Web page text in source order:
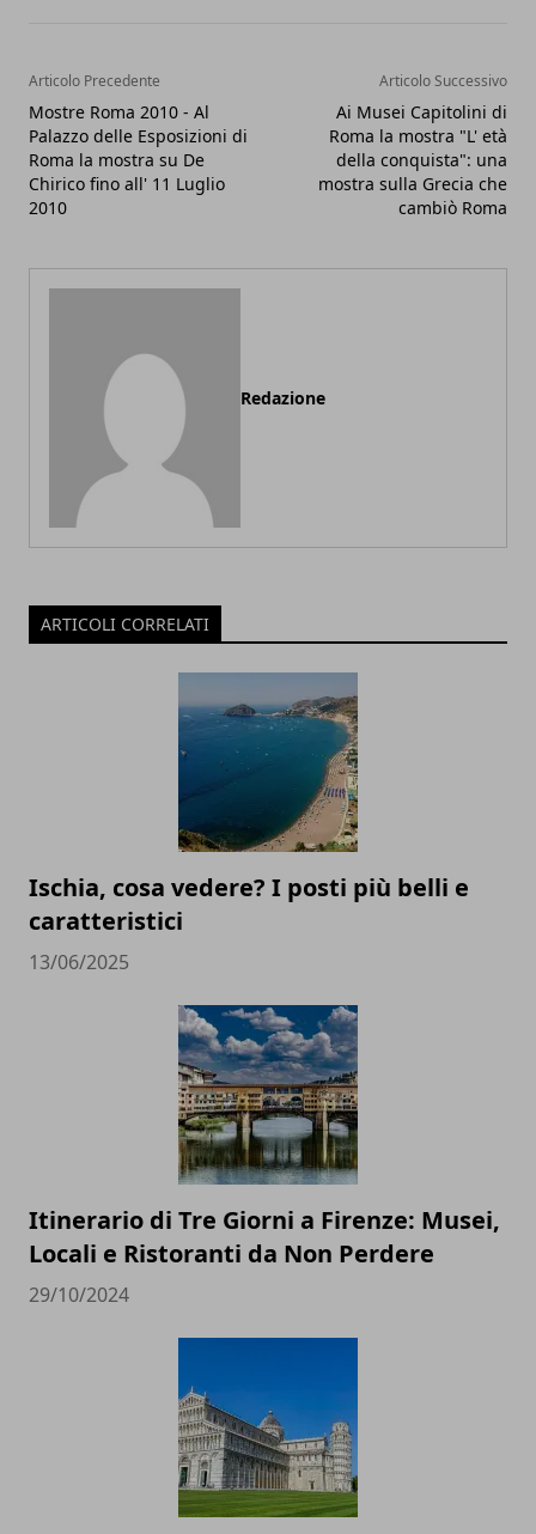
Articolo Precedente
Mostre Roma 2010 - Al
Palazzo delle Esposizioni di
Roma la mostra su De
Chirico fino all' 11 Luglio
2010
Articolo Successivo
Ai Musei Capitolini di
Roma la mostra "L' età
della conquista": una
mostra sulla Grecia che
cambiò Roma
Redazione
ARTICOLI CORRELATI
Ischia, cosa vedere? I posti più belli e
caratteristici
13/06/2025
Itinerario di Tre Giorni a Firenze: Musei,
Locali e Ristoranti da Non Perdere
29/10/2024